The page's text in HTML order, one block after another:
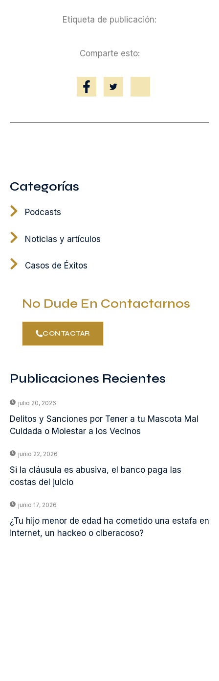
Etiqueta de publicación:
Comparte esto:
Categorías
Podcasts
Noticias y artículos
Casos de Éxitos
No Dude En Contactarnos
CONTACTAR
Publicaciones Recientes
julio 20, 2026
Delitos y Sanciones por Tener a tu Mascota Mal
Cuidada o Molestar a los Vecinos
junio 22, 2026
Si la cláusula es abusiva, el banco paga las
costas del juicio
junio 17, 2026
¿Tu hijo menor de edad ha cometido una estafa en
internet, un hackeo o ciberacoso?